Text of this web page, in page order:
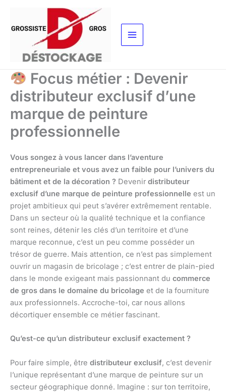
contenu
Focus métier : Devenir
distributeur exclusif d’une
marque de peinture
professionnelle
Vous songez à vous lancer dans l’aventure
entrepreneuriale et vous avez un faible pour l’univers du
bâtiment et de la décoration ? Devenir distributeur
exclusif d’une marque de peinture professionnelle est un
projet ambitieux qui peut s’avérer extrêmement rentable.
Dans un secteur où la qualité technique et la confiance
sont reines, détenir les clés d’un territoire et d’une
marque reconnue, c’est un peu comme posséder un
trésor de guerre. Mais attention, ce n’est pas simplement
ouvrir un magasin de bricolage ; c’est entrer de plain-pied
dans le monde exigeant mais passionnant du commerce
de gros dans le domaine du bricolage et de la fourniture
aux professionnels. Accroche-toi, car nous allons
décortiquer ensemble ce métier fascinant.
Qu’est-ce qu’un distributeur exclusif exactement ?
Pour faire simple, être distributeur exclusif, c’est devenir
l’unique représentant d’une marque de peinture sur un
secteur géographique donné. Imagine : sur ton territoire,